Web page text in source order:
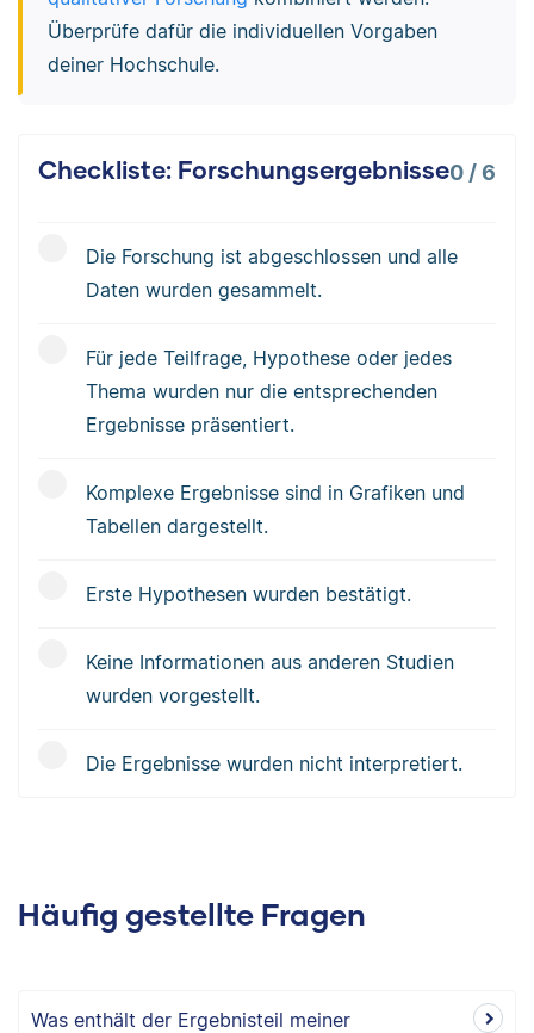
Überprüfe dafür die individuellen Vorgaben
deiner Hochschule.
Checkliste: Forschungsergebnisse0 / 6
Die Forschung ist abgeschlossen und alle
Daten wurden gesammelt.
Für jede Teilfrage, Hypothese oder jedes
Thema wurden nur die entsprechenden
Ergebnisse präsentiert.
Komplexe Ergebnisse sind in Grafiken und
Tabellen dargestellt.
Erste Hypothesen wurden bestätigt.
Keine Informationen aus anderen Studien
wurden vorgestellt.
Die Ergebnisse wurden nicht interpretiert.
Häufig gestellte Fragen
Was enthält der Ergebnisteil meiner